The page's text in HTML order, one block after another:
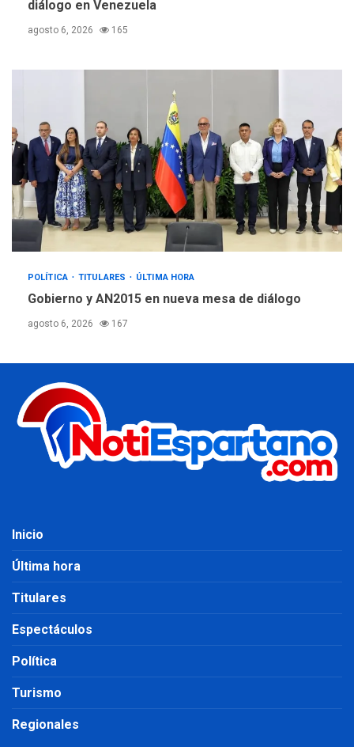
diálogo en Venezuela
agosto 6, 2026 165
POLÍTICA TITULARES ÚLTIMA HORA
Gobierno y AN2015 en nueva mesa de diálogo
agosto 6, 2026 167
Inicio
Última hora
Titulares
Espectáculos
Política
Turismo
Regionales